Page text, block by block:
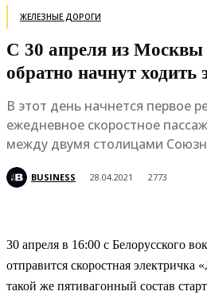
ЖЕЛЕЗНЫЕ ДОРОГИ
С 30 апреля из
обратно начнут ходить
В этот день начнется первое
ежедневное скоростное
между двумя столицами
BUSINESS 28.04.2021 2773
30 апреля в 16:00 с Белорусского
отправится скоростная
такой же пятивагонный состав